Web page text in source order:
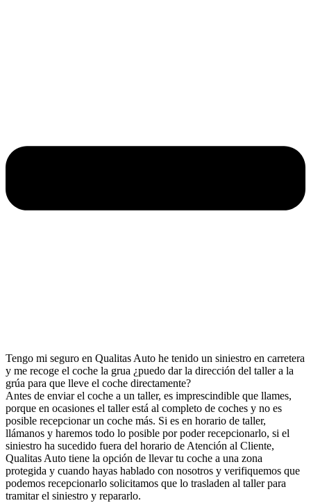
Tengo mi seguro en Qualitas Auto he tenido un siniestro en carretera
y me recoge el coche la grua ¿puedo dar la dirección del taller a la
grúa para que lleve el coche directamente?
Antes de enviar el coche a un taller, es imprescindible que llames,
porque en ocasiones el taller está al completo de coches y no es
posible recepcionar un coche más. Si es en horario de taller,
llámanos y haremos todo lo posible por poder recepcionarlo, si el
siniestro ha sucedido fuera del horario de Atención al Cliente,
Qualitas Auto tiene la opción de llevar tu coche a una zona
protegida y cuando hayas hablado con nosotros y verifiquemos que
podemos recepcionarlo solicitamos que lo trasladen al taller para
tramitar el siniestro y repararlo.